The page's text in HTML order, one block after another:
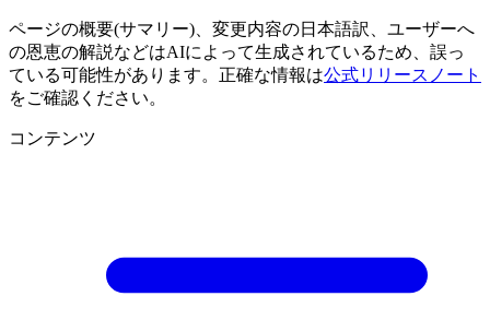
ページの概要(サマリー)、変更内容の日本語訳、ユーザーへ
の恩恵の解説などはAIによって生成されているため、誤っ
ている可能性があります。正確な情報は公式リリースノート
をご確認ください。
コンテンツ